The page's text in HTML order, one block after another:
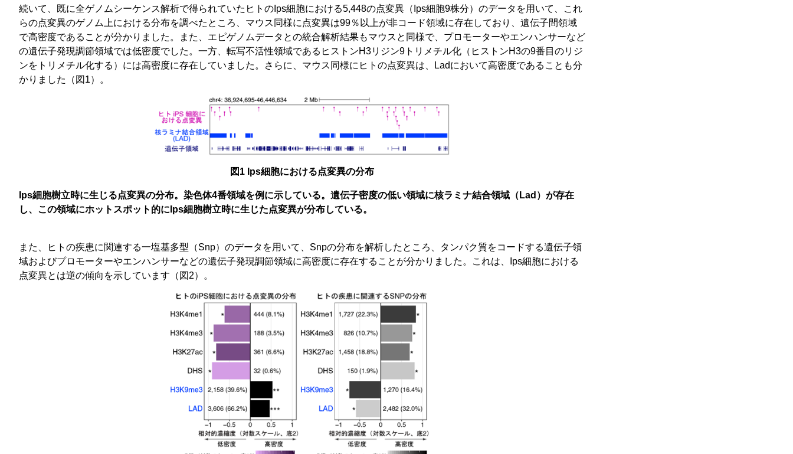
続いて、既に全ゲノムシーケンス解析で得られていたヒトのIps細胞における5,448の点変異（Ips細胞9株分）のデータを用いて、これ
らの点変異のゲノム上における分布を調べたところ、マウス同様に点変異は99％以上が非コード領域に存在しており、遺伝子間領域
で高密度であることが分かりました。また、エピゲノムデータとの統合解析結果もマウスと同様で、プロモーターやエンハンサーなど
の遺伝子発現調節領域では低密度でした。一方、転写不活性領域であるヒストンH3リジン9トリメチル化（ヒストンH3の9番目のリジ
ンをトリメチル化する）には高密度に存在していました。さらに、マウス同様にヒトの点変異は、Ladにおいて高密度であることも分
かりました（図1）。
図1 Ips細胞における点変異の分布
Ips細胞樹立時に生じる点変異の分布。染色体4番領域を例に示している。遺伝子密度の低い領域に核ラミナ結合領域（Lad）が存在
し、この領域にホットスポット的にIps細胞樹立時に生じた点変異が分布している。
また、ヒトの疾患に関連する一塩基多型（Snp）のデータを用いて、Snpの分布を解析したところ、タンパク質をコードする遺伝子領
域およびプロモーターやエンハンサーなどの遺伝子発現調節領域に高密度に存在することが分かりました。これは、Ips細胞における
点変異とは逆の傾向を示しています（図2）。